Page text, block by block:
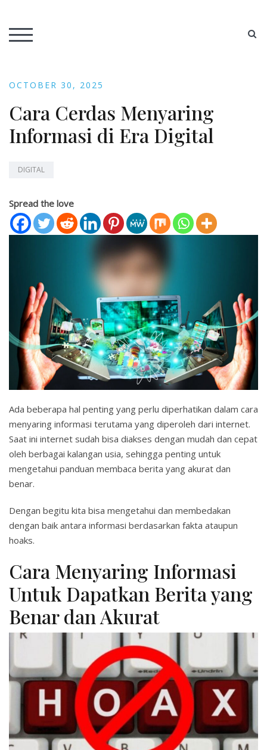
content
AOETUSA Media
TOGGLE MOBILE MENU
OCTOBER 30, 2025
Cara Cerdas Menyaring
Informasi di Era Digital
DIGITAL
Spread the love
Ada beberapa hal penting yang perlu diperhatikan dalam cara
menyaring informasi terutama yang diperoleh dari internet.
Saat ini internet sudah bisa diakses dengan mudah dan cepat
oleh berbagai kalangan usia, sehingga penting untuk
mengetahui panduan membaca berita yang akurat dan
benar.
Dengan begitu kita bisa mengetahui dan membedakan
dengan baik antara informasi berdasarkan fakta ataupun
hoaks.
Cara Menyaring Informasi
Untuk Dapatkan Berita yang
Benar dan Akurat